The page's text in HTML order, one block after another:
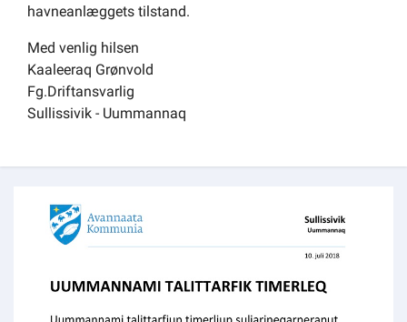
havneanlæggets tilstand.
Med venlig hilsen
Kaaleeraq Grønvold
Fg.Driftansvarlig
Sullissivik - Uummannaq